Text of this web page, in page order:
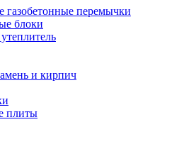
газобетонные перемычки
блоки
и кирпич
плиты